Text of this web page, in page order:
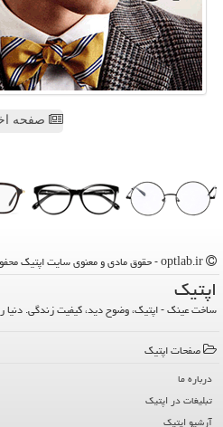
صفحه
اپتیك
ساخت عینک - اپتیک، وضوح دید، کیفیت زندگی. دنیا
صفحات اپتیك
درباره ما
تبلیغات در اپتیك
آرشیو اپتیك